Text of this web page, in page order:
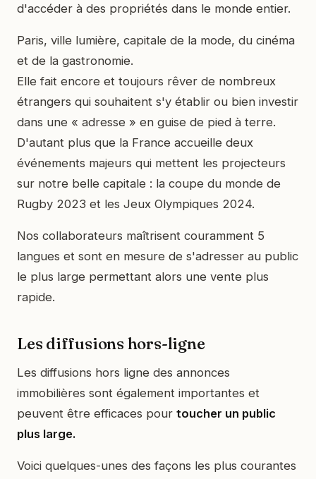
d'accéder à des propriétés dans le monde entier.
Paris, ville lumière, capitale de la mode, du cinéma
et de la gastronomie.
Elle fait encore et toujours rêver de nombreux
étrangers qui souhaitent s'y établir ou bien investir
dans une « adresse » en guise de pied à terre.
D'autant plus que la France accueille deux
événements majeurs qui mettent les projecteurs
sur notre belle capitale : la coupe du monde de
Rugby 2023 et les Jeux Olympiques 2024.
Nos collaborateurs maîtrisent couramment 5
langues et sont en mesure de s'adresser au public
le plus large permettant alors une vente plus
rapide.
Les diffusions hors-ligne
Les diffusions hors ligne des annonces
immobilières sont également importantes et
peuvent être efficaces pour toucher un public
plus large.
Voici quelques-unes des façons les plus courantes